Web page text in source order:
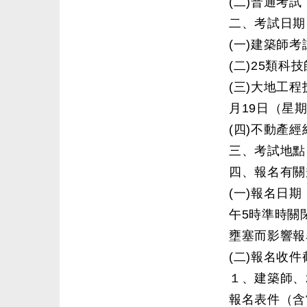
二、考試日
(一)建築師考
(二)25類科
(三)大地工程
月19日（星
(四)不動產經
三、考試地
四、報名有
(一)報名日期
午5時準時關
壅塞而影響
(二)報名收件
１、建築師
報名表件（